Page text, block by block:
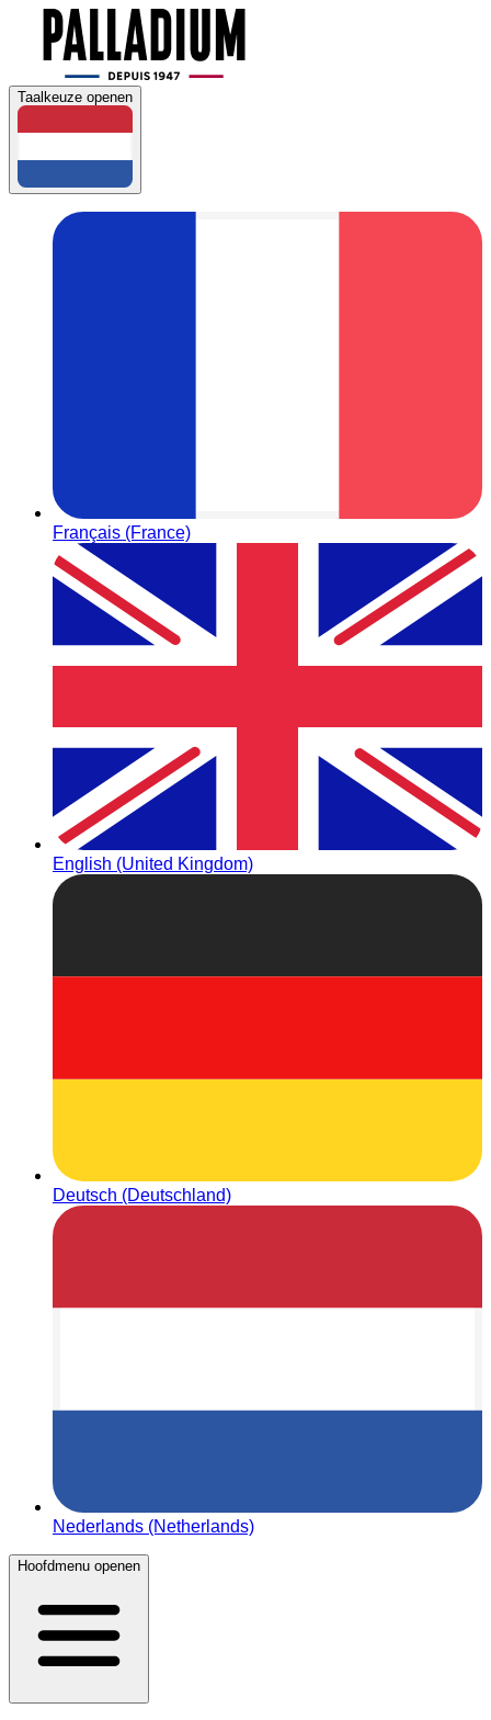
Taalkeuze openen
Français (France)
English (United Kingdom)
Deutsch (Deutschland)
Nederlands (Netherlands)
Hoofdmenu openen